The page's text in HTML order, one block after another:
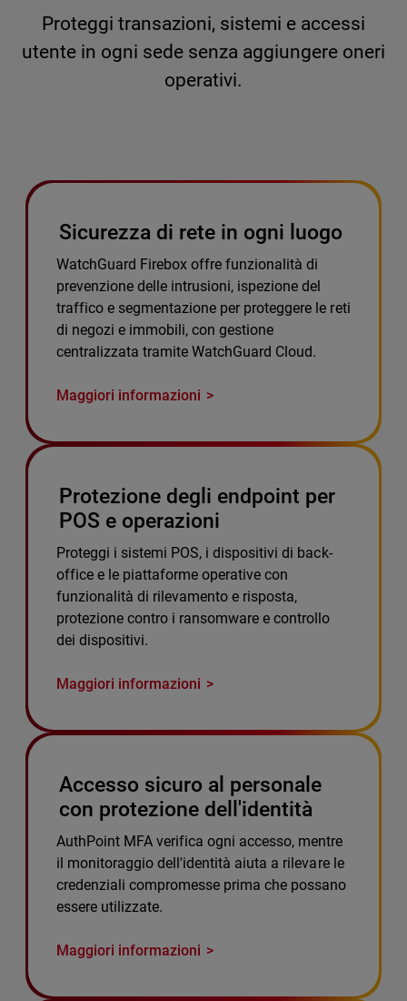
Proteggi transazioni, sistemi e accessi
utente in ogni sede senza aggiungere oneri
operativi.
Sicurezza di rete in ogni luogo
WatchGuard Firebox offre funzionalità di
prevenzione delle intrusioni, ispezione del
traffico e segmentazione per proteggere le reti
di negozi e immobili, con gestione
centralizzata tramite WatchGuard Cloud.
Maggiori informazioni
Protezione degli endpoint per
POS e operazioni
Proteggi i sistemi POS, i dispositivi di back-
office e le piattaforme operative con
funzionalità di rilevamento e risposta,
protezione contro i ransomware e controllo
dei dispositivi.
Maggiori informazioni
Accesso sicuro al personale
con protezione dell'identità
AuthPoint MFA verifica ogni accesso, mentre
il monitoraggio dell'identità aiuta a rilevare le
credenziali compromesse prima che possano
essere utilizzate.
Maggiori informazioni